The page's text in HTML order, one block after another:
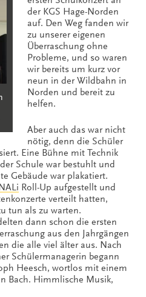
der KGS Hage-Norden
auf. Den Weg fanden wir
zu unserer eigenen
Überraschung ohne
Probleme, und so waren
wir bereits um kurz vor
neun in der Wildbahn in
Norden und bereit zu
helfen.
Aber auch das war nicht
nötig, denn die Schüler
Eine Bühne mit Technik
Schule war bestuhlt und
Gebäude war plakatiert.
Roll-Up aufgestellt und
verteilt hatten,
tun als zu warten.
dann schon die ersten
aus den Jahrgängen
die alle viel älter aus. Nach
Schülermanagerin begann
Heesch, wortlos mit einem
Bach. Himmlische Musik,